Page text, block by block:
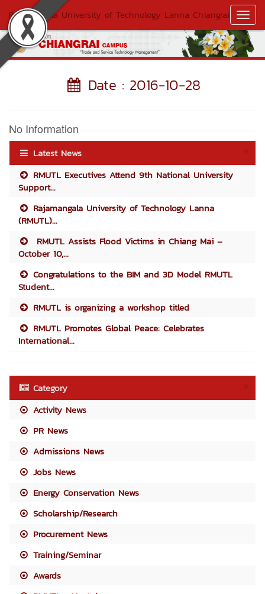
Rajamangala University of Technology Lanna Chiangrai
Date : 2016-10-28
No Information
Latest News
RMUTL Executives Attend 9th National University
Support...
Rajamangala University of Technology Lanna
(RMUTL)...
RMUTL Assists Flood Victims in Chiang Mai –
October 10,...
Congratulations to the BIM and 3D Model RMUTL
Student...
RMUTL is organizing a workshop titled
RMUTL Promotes Global Peace: Celebrates
International...
Category
Activity News
PR News
Admissions News
Jobs News
Energy Conservation News
Scholarship/Research
Procurement News
Training/Seminar
Awards